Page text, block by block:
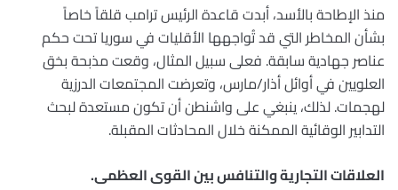
منذ الإطاحة بالأسد، أبدت قاعدة الرئيس ترامب قلقاً خاصاً
بشأن المخاطر التي قد تُواجهها الأقليات في سوريا تحت حكم
عناصر جهادية سابقة. فعلى سبيل المثال، وقعت مذبحة بخق
العلويين في أوائل أذار/مارس، وتعرضت المجتمعات الدرزية
لهجمات. لذلك، ينبغي على واشنطن أن تكون مستعدة لبحث
التدابير الوقائية الممكنة خلال المحادثات المقبلة.
العلاقات التجارية والتنافس بين القوى العظمى.